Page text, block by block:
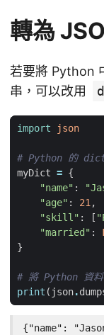
轉為
若要將 Python
串，可以改用
import json
# Python 的 dict
myDict = {
"name" :
"age" : 21,
"skill" : [
"married" :
}
# 將 Python 資料
print ( json.
{"name":